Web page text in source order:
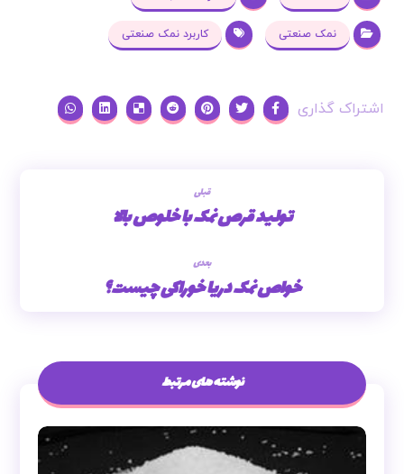
نمک صنعتی کاربرد نمک صنعتی
قبلی
تولید قرص نمک با خلوص بالا
بعدی
خواص نمک دریا خوراکی چیست؟
نوشته های مرتبط